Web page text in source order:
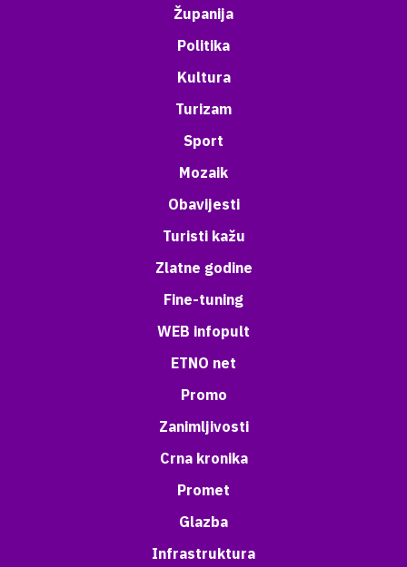
Županija
Politika
Kultura
Turizam
Sport
Mozaik
Obavijesti
Turisti kažu
Zlatne godine
Fine-tuning
WEB infopult
ETNO net
Promo
Zanimljivosti
Crna kronika
Promet
Glazba
Infrastruktura